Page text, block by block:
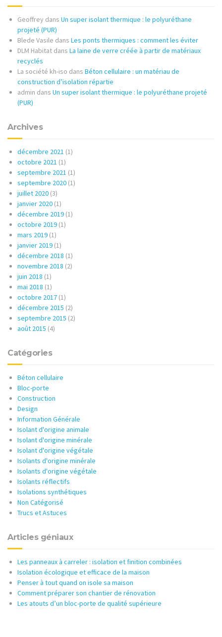
Geoffrey dans Un super isolant thermique : le polyuréthane
projeté (PUR)
Blede Vasile dans Les ponts thermiques : comment les éviter
DLM Habitat dans La laine de verre créée à partir de matériaux
recyclés
La société kh-iso dans Béton cellulaire : un matériau de
construction d’isolation répartie
admin dans Un super isolant thermique : le polyuréthane projeté
(PUR)
Archives
décembre 2021 (1)
octobre 2021 (1)
septembre 2021 (1)
septembre 2020 (1)
juillet 2020 (3)
janvier 2020 (1)
décembre 2019 (1)
octobre 2019 (1)
mars 2019 (1)
janvier 2019 (1)
décembre 2018 (1)
novembre 2018 (2)
juin 2018 (1)
mai 2018 (1)
octobre 2017 (1)
décembre 2015 (2)
septembre 2015 (2)
août 2015 (4)
Catégories
Béton cellulaire
Bloc-porte
Construction
Design
Information Générale
Isolant d'origine animale
Isolant d'origine minérale
Isolant d'origine végétale
Isolants d'origine minérale
Isolants d'origine végétale
Isolants réflectifs
Isolations synthétiques
Non Catégorisé
Trucs et Astuces
Articles géniaux
Les panneaux à carreler : isolation et finition combinées
Isolation écologique et efficace de la maison
Penser à tout quand on isole sa maison
Comment préparer son chantier de rénovation
Les atouts d’un bloc-porte de qualité supérieure